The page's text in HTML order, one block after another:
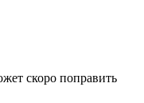
скоро поправить